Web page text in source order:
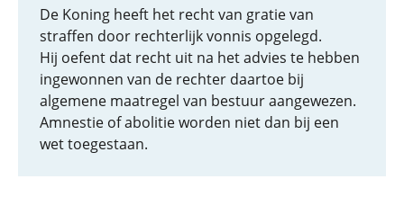
De Koning heeft het recht van gratie van
straffen door rechterlijk vonnis opgelegd.
Hij oefent dat recht uit na het advies te hebben
ingewonnen van de rechter daartoe bij
algemene maatregel van bestuur aangewezen.
Amnestie of abolitie worden niet dan bij een
wet toegestaan.